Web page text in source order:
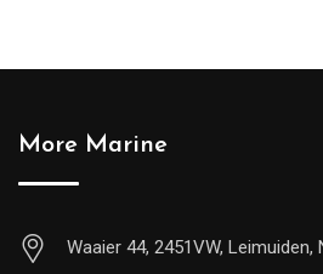
More Marine
Waaier 44, 2451VW, Leimuiden,